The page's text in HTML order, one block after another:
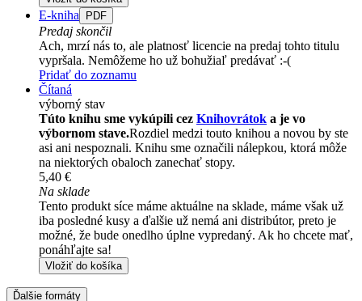
E-kniha PDF
Predaj skončil
Ach, mrzí nás to, ale platnosť licencie na predaj tohto titulu
vypršala. Nemôžeme ho už bohužiaľ predávať :-(
Pridať do zoznamu
Čítaná
výborný stav
Túto knihu sme vykúpili cez Knihovrátok a je vo
výbornom stave.Rozdiel medzi touto knihou a novou by ste
asi ani nespoznali. Knihu sme označili nálepkou, ktorá môže
na niektorých obaloch zanechať stopy.
5,40 €
Na sklade
Tento produkt síce máme aktuálne na sklade, máme však už
iba posledné kusy a ďalšie už nemá ani distribútor, preto je
možné, že bude onedlho úplne vypredaný. Ak ho chcete mať,
ponáhľajte sa!
Vložiť do košíka
Ďalšie formáty